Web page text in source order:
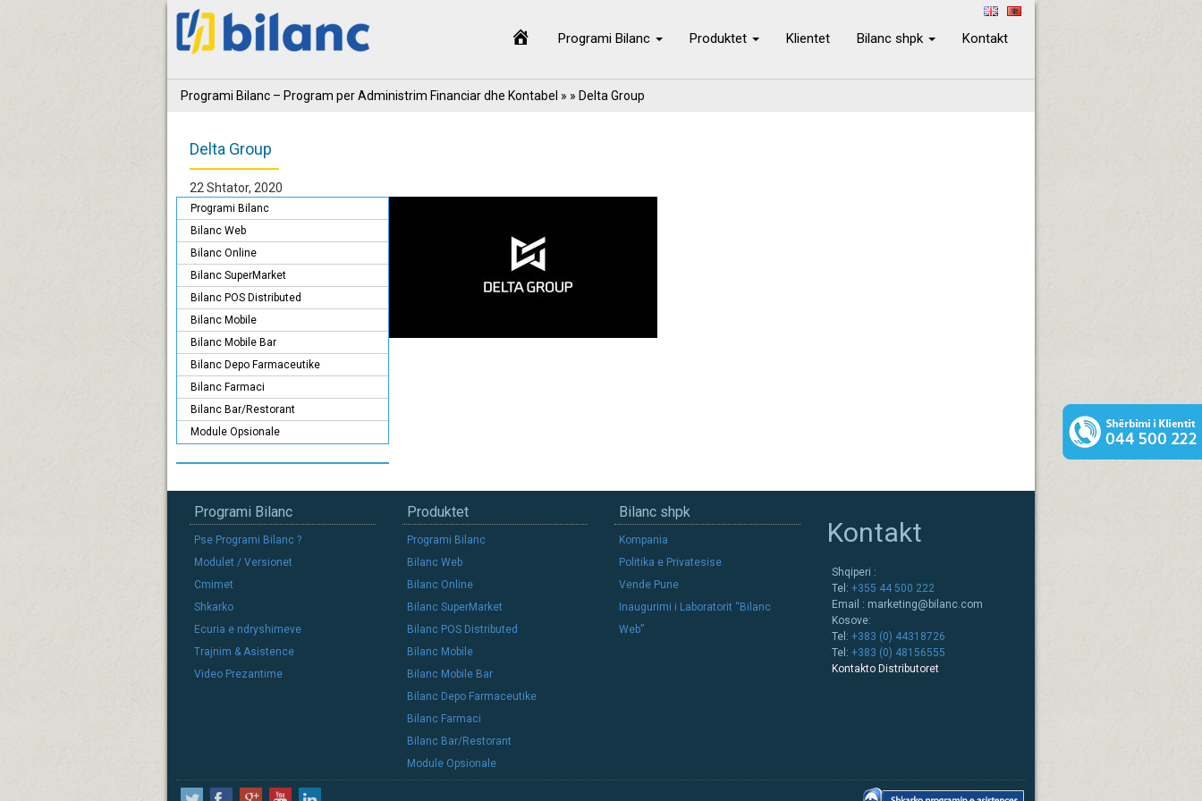
Programi Bilanc Produktet Klientet Bilanc shpk Kontakt
Programi Bilanc – Program per Administrim Financiar dhe Kontabel » » Delta Group
Delta Group
22 Shtator, 2020
Programi Bilanc
Bilanc Web
Bilanc Online
Bilanc SuperMarket
Bilanc POS Distributed
Bilanc Mobile
Bilanc Mobile Bar
Bilanc Depo Farmaceutike
Bilanc Farmaci
Bilanc Bar/Restorant
Module Opsionale
Programi Bilanc
Pse Programi Bilanc ?
Modulet / Versionet
Cmimet
Shkarko
Ecuria e ndryshimeve
Trajnim & Asistence
Video Prezantime
Produktet
Programi Bilanc
Bilanc Web
Bilanc Online
Bilanc SuperMarket
Bilanc POS Distributed
Bilanc Mobile
Bilanc Mobile Bar
Bilanc Depo Farmaceutike
Bilanc Farmaci
Bilanc Bar/Restorant
Module Opsionale
Bilanc shpk
Kompania
Politika e Privatesise
Vende Pune
Inaugurimi i Laboratorit “Bilanc
Web”
Kontakt
Shqiperi :
Tel: +355 44 500 222
Email : marketing@bilanc.com
Kosove:
Tel: +383 (0) 44318726
Tel: +383 (0) 48156555
Kontakto Distributoret